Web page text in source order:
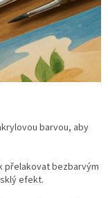
barvou, aby
přelakovat bezbarvým
efekt.